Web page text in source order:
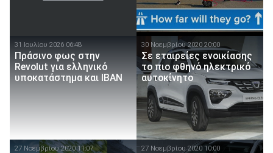
31 Ιουλίου 2026 06:48
Πράσινο φως στην
Revolut για ελληνικό
υποκατάστημα και IBAN
30 Νοεμβρίου 2020 20:00
Σε εταιρείες ενοικίασης
το πιο φθηνό ηλεκτρικό
αυτοκίνητο
27 Νοεμβρίου 2020 11:07 27 Νοεμβρίου 2020 10:00